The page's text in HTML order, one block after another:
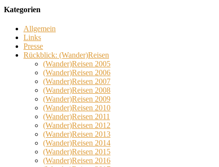
Kategorien
Allgemein
Links
Presse
Rückblick: (Wander)Reisen
(Wander)Reisen 2005
(Wander)Reisen 2006
(Wander)Reisen 2007
(Wander)Reisen 2008
(Wander)Reisen 2009
(Wander)Reisen 2010
(Wander)Reisen 2011
(Wander)Reisen 2012
(Wander)Reisen 2013
(Wander)Reisen 2014
(Wander)Reisen 2015
(Wander)Reisen 2016